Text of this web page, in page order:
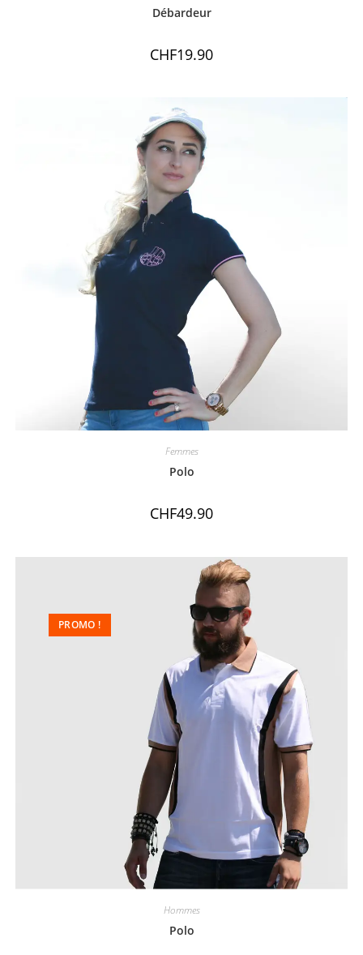
Débardeur
CHF19.90
Femmes
Polo
CHF49.90
PROMO !
Hommes
Polo